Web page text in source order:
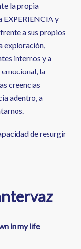
la propia
EXPERIENCIA y
a sus propios
exploración,
internos y a
la
creencias
adentro, a
de resurgir
in my life